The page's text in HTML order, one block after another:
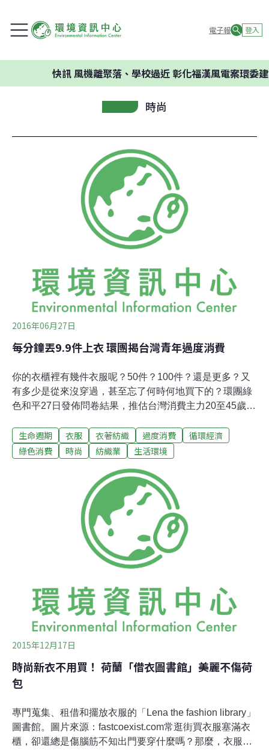
電子報 登入
風機離聚落、學校過近 彰化福漢風電案環委建議不
時尚
2016年06月27日
每分鐘丟9.9件上衣 環團揭台灣青年過度消費
你的衣櫃裡有幾件衣服呢？50件？100件？還是更多？又
有多少是從來沒穿過，甚至忘了何時何地買下的？環團綠
色和平27日發佈問卷結果，推估台灣消費主力20至45歲的
衣服遭到丟棄。在「快時尚」席捲全球之際，綠色和平強
調「減法」生活哲學，提醒民眾消費行為對環境與人權的
消費者購衣習慣，在1月間向20至45歲的民眾收集了1000
份問卷。這些受訪者平均每人擁有75件衣服，但其中卻有
1/5，約15件幾乎沒在穿，甚至超過五成的受訪者坦言，近
兩個月內曾在衣櫃裡找到許久未穿的衣服。你的衣櫃裡有
多少買了之後從未穿過的衣服呢？攝影：賴品瑀。陳玲瑤
認為，這顯示了民眾可能對於自己買了什麼、實際上又用
了多少的消費情形掌握度不高。現今全球颳起「快時尚」
浪費情形更嚴重，也
生命週期 衣服 衣著紡織 過度消費
循環經濟
綠色消費
時尚 紡織業 生活環境
2015年12月17日
時尚新衣不用買！ 荷蘭「借衣圖書館」美麗不傷荷
包
專門蒐集、租借和擺放衣服的「Lena the fashion library」
圖書館。圖片來源：fastcoexist.com常逛街買衣服塞滿衣
櫃，卻還總是傷腦筋不知出門要穿什麼嗎？那麼，衣服圖